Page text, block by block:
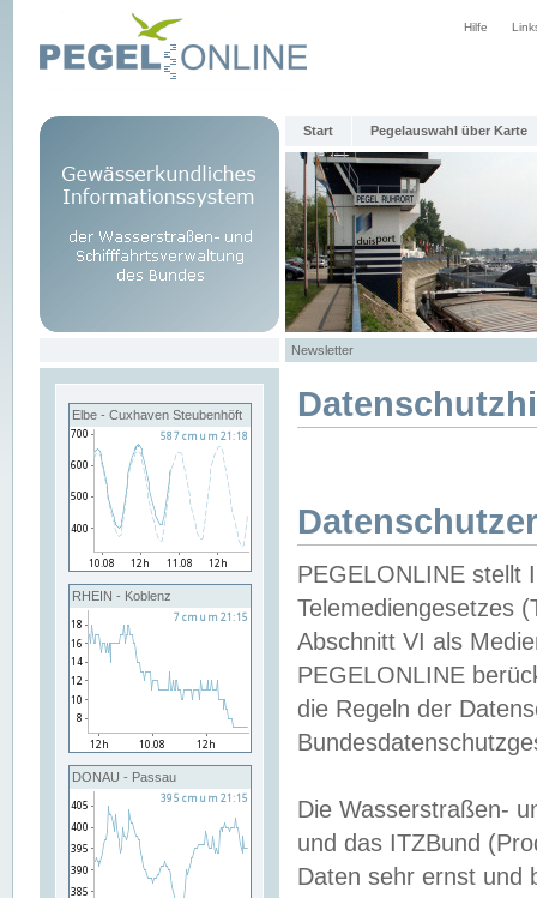
Hilfe
Start Pegelauswahl über Karte
Newsletter
Elbe - Cuxhaven Steubenhöft
RHEIN - Koblenz
DONAU - Passau
PEGELONLINE stellt
Telemediengesetzes
Abschnitt VI als
PEGELONLINE
die Regeln der
Die Wasserstraßen-
und das ITZBund
Daten sehr ernst und